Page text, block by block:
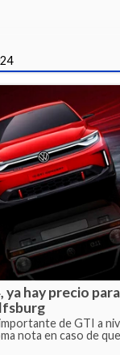
ya hay precio
de GTI a
nota en caso de